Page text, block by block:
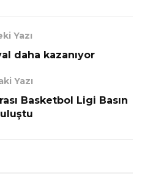
Yazı
daha kazanıyor
Yazı
Basketbol Ligi Basın